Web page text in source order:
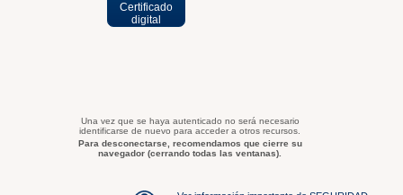
Certificado
digital
Una vez que se haya autenticado no será necesario
identificarse de nuevo para acceder a otros recursos.
Para desconectarse, recomendamos que cierre su
navegador (cerrando todas las ventanas).